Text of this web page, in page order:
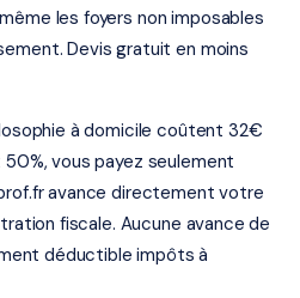
les foyers non imposables
Devis gratuit en moins
à domicile coûtent 32€
vous payez seulement
avance directement votre
fiscale. Aucune avance de
déductible impôts à